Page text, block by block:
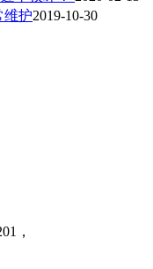
维护2019-10-30
，